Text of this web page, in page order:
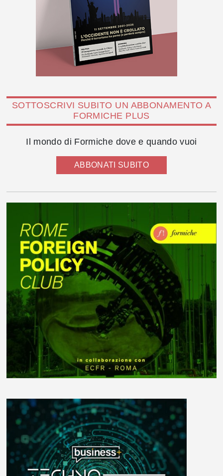
SOTTOSCRIVI SUBITO UN ABBONAMENTO A
FORMICHE PLUS
Il mondo di Formiche dove e quando vuoi
ABBONATI SUBITO